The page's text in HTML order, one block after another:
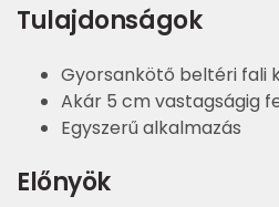
Tulajdonságok
Gyorsankötő beltéri fali
Akár 5 cm vastagságig
Egyszerű alkalmazás
Előnyök